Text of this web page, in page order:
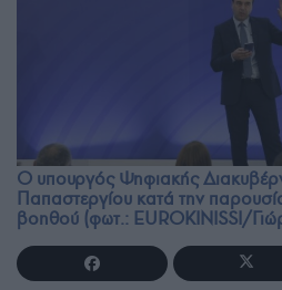
Ο υπουργός Ψηφιακής
Παπαστεργίου κατά την
βοηθού (φωτ.: EUROKINISSI/